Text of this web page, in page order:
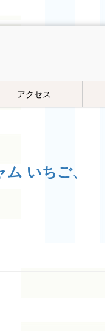
アクセス
いちご、